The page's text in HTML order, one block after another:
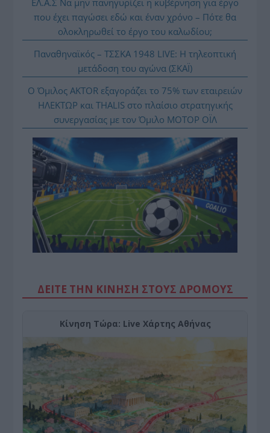
ΕΛ.Α.Σ Να μην πανηγυρίζει η κυβέρνηση για έργο
που έχει παγώσει εδώ και έναν χρόνο – Πότε θα
ολοκληρωθεί το έργο του καλωδίου;
Παναθηναϊκός – ΤΣΣΚΑ 1948 LIVE: Η τηλεοπτική
μετάδοση του αγώνα (ΣΚΑΪ)
Ο Όμιλος AKTOR εξαγοράζει το 75% των εταιρειών
ΗΛΕΚΤΩΡ και THALIS στο πλαίσιο στρατηγικής
συνεργασίας με τον Όμιλο ΜΟΤΟΡ ΟΪΛ
ΔΕΙΤΕ ΤΗΝ ΚΙΝΗΣΗ ΣΤΟΥΣ ΔΡΌΜΟΥΣ
Κίνηση Τώρα: Live Χάρτης Αθήνας